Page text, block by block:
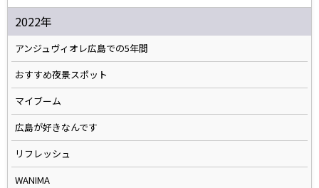
2022年
アンジュヴィオレ広島での5年間
おすすめ夜景スポット
マイブーム
広島が好きなんです
リフレッシュ
WANIMA